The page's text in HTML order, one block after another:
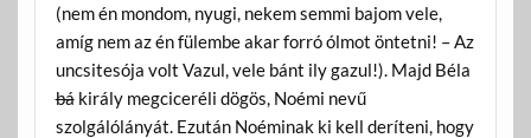
(nem én mondom, nyugi, nekem semmi bajom vele,
amíg nem az én fülembe akar forró ólmot öntetni! – Az
uncsitesója volt Vazul, vele bánt ily gazul!). Majd Béla
bákirály megciceréli dögös, Noémi nevű
szolgálólányát. Ezután Noéminak ki kell deríteni, hogy